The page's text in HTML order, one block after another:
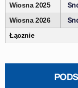
Wiosna 2025
Wiosna 2026
Łącznie